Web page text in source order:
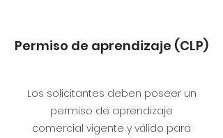
Permiso de aprendizaje (CLP)
Los solicitantes deben poseer un
permiso de aprendizaje
comercial vigente y válido para